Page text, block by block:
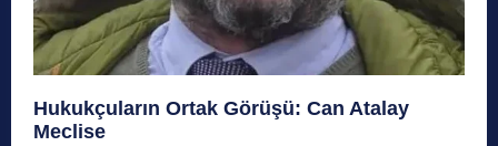
Hukukçuların Ortak Görüşü: Can Atalay
Meclise